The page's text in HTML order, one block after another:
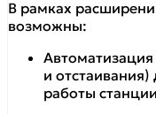
В рамках
возможны:
и
работы